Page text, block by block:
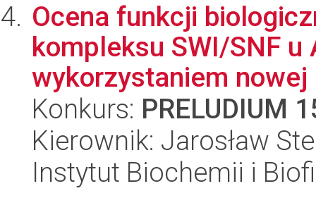
Ocena funkcji
kompleksu SWI/SNF
wykorzystaniem nowej
Konkurs: PRELUDIUM
Kierownik: Jarosław
Instytut Biochemii i